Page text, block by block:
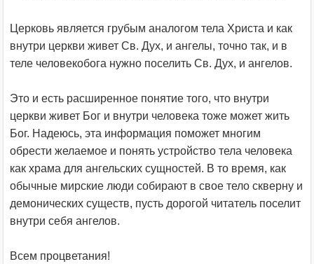
Церковь является грубым аналогом тела Христа и как
внутри церкви живет Св. Дух, и ангелы, точно так, и в
теле человекобога нужно поселить Св. Дух, и ангелов.
Это и есть расширенное понятие того, что внутри
церкви живет Бог и внутри человека тоже может жить
Бог. Надеюсь, эта информация поможет многим
обрести желаемое и понять устройство тела человека
как храма для ангельских сущностей. В то время, как
обычные мирские люди собирают в свое тело скверну и
демонических существ, пусть дорогой читатель поселит
внутри себя ангелов.
Всем процветания!